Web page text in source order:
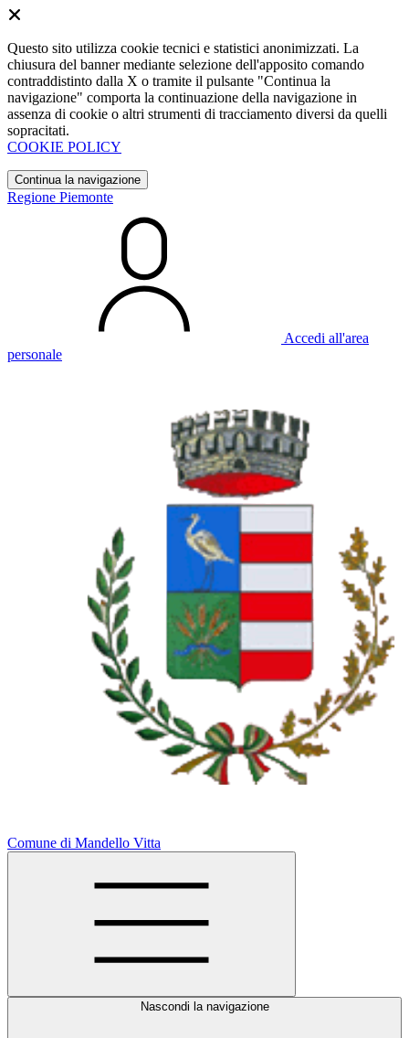
Questo sito utilizza cookie tecnici e statistici anonimizzati. La
chiusura del banner mediante selezione dell'apposito comando
contraddistinto dalla X o tramite il pulsante "Continua la
navigazione" comporta la continuazione della navigazione in
assenza di cookie o altri strumenti di tracciamento diversi da quelli
sopracitati.
COOKIE POLICY
Continua la navigazione
Regione Piemonte
Accedi all'area
personale
Comune di Mandello Vitta
Nascondi la navigazione